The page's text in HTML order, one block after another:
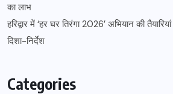
का लाभ
हरिद्वार में ‘हर घर तिरंगा 2026’ अभियान की
दिशा-निर्देश
Categories